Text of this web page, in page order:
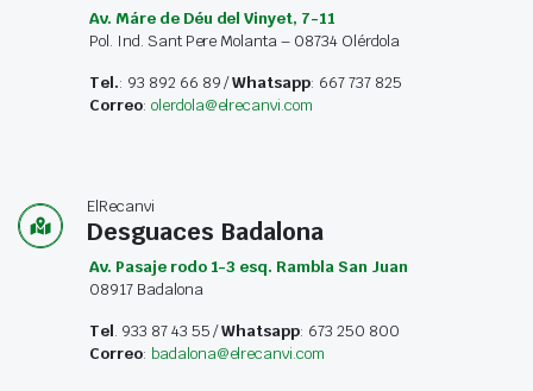
Av. Máre de Déu del Vinyet, 7-11
Pol. Ind. Sant Pere Molanta – 08734 Olérdola
Tel.: 93 892 66 89 /Whatsapp: 667 737 825
Correo: olerdola@elrecanvi.com
ElRecanvi
Desguaces Badalona
Av. Pasaje rodo 1-3 esq. Rambla San Juan
08917 Badalona
Tel. 933 87 43 55 /Whatsapp: 673 250 800
Correo: badalona@elrecanvi.com